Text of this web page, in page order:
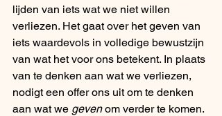
lijden van iets wat we niet willen
verliezen. Het gaat over het geven van
iets waardevols in volledige bewustzijn
van wat het voor ons betekent. In plaats
van te denken aan wat we verliezen,
nodigt een offer ons uit om te denken
aan wat we geven om verder te komen.